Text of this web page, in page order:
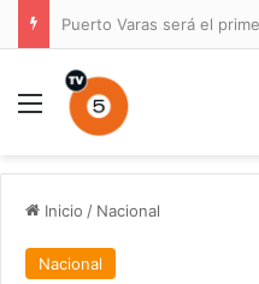
Menú
Inicio / Nacional
Nacional